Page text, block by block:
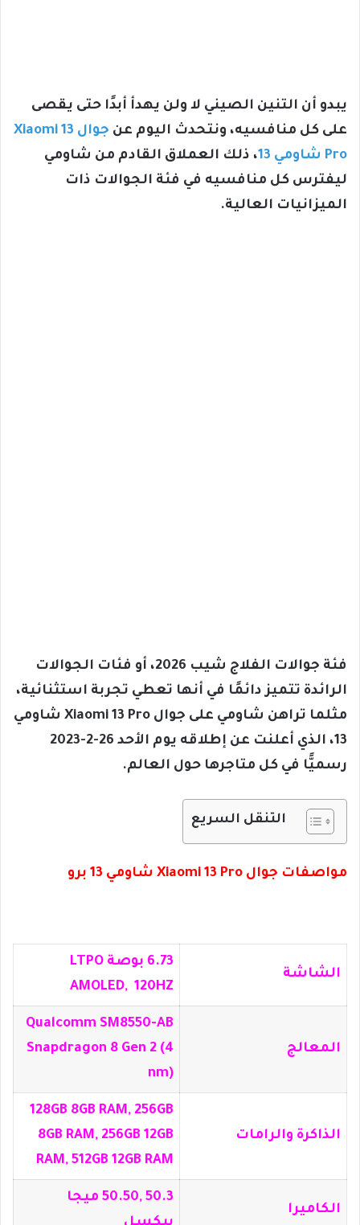
يبدو أن التنين الصيني لا ولن يهدأ أبدًا حتى يقصى
على كل منافسيه، ونتحدث اليوم عن
جوال Xiaomi 13
Pro شاومي 13
، ذلك العملاق القادم من شاومي
ليفترس كل منافسيه في فئة الجوالات ذات
الميزانيات العالية.
فئة جوالات الفلاج شيب 2026، أو فئات الجوالات
الرائدة تتميز دائمًا في أنها تعطي تجربة استثنائية،
مثلما تراهن شاومي على جوال Xiaomi 13 Pro شاومي
13، الذي أعلنت عن إطلاقه يوم الأحد 26-2-2023
رسميًّا في كل متاجرها حول العالم.
التنقل السريع
مواصفات جوال Xiaomi 13 Pro شاومي 13 برو
الشاشة
6.73 بوصة LTPO
AMOLED, 120HZ
المعالج
Qualcomm SM8550-AB
Snapdragon 8 Gen 2 (4
nm)
الذاكرة والرامات
128GB 8GB RAM, 256GB
8GB RAM, 256GB 12GB
RAM, 512GB 12GB RAM
الكاميرا
50.3 ,50.50 ميجا